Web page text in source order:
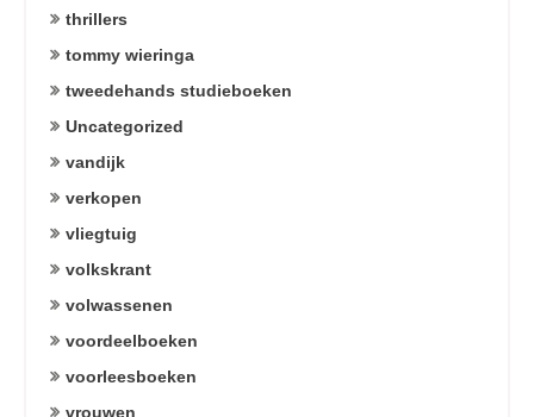
thrillers
tommy wieringa
tweedehands studieboeken
Uncategorized
vandijk
verkopen
vliegtuig
volkskrant
volwassenen
voordeelboeken
voorleesboeken
vrouwen